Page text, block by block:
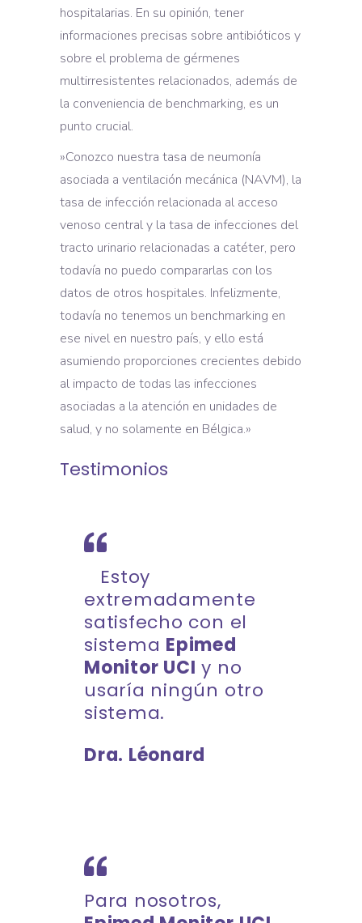
hospitalarias. En su opinión, tener
informaciones precisas sobre antibióticos y
sobre el problema de gérmenes
multirresistentes relacionados, además de
la conveniencia de benchmarking, es un
punto crucial.
»Conozco nuestra tasa de neumonía
asociada a ventilación mecánica (NAVM), la
tasa de infección relacionada al acceso
venoso central y la tasa de infecciones del
tracto urinario relacionadas a catéter, pero
todavía no puedo compararlas con los
datos de otros hospitales. Infelizmente,
todavía no tenemos un benchmarking en
ese nivel en nuestro país, y ello está
asumiendo proporciones crecientes debido
al impacto de todas las infecciones
asociadas a la atención en unidades de
salud, y no solamente en Bélgica.»
Testimonios
Estoy
extremadamente
satisfecho con el
sistema Epimed
Monitor UCI y no
usaría ningún otro
sistema.
Dra. Léonard
Para nosotros,